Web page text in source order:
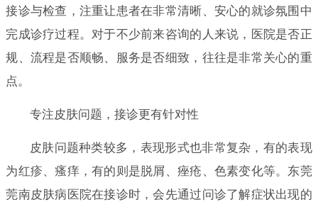
接诊与检查，注重让患者在非常清晰、安心的就诊氛围中
完成诊疗过程。对于不少前来咨询的人来说，医院是否正
规、流程是否顺畅、服务是否细致，往往是非常关心的重
点。
专注皮肤问题，接诊更有针对性
皮肤问题种类较多，表现形式也非常复杂，有的表现
为红疹、瘙痒，有的则是脱屑、痤疮、色素变化等。东莞
莞南皮肤病医院在接诊时，会先通过问诊了解症状出现的